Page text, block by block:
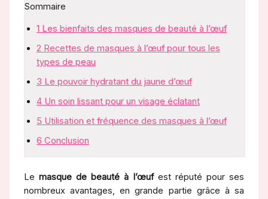
Sommaire
1 Les bienfaits des masques de beauté à l’œuf
2 Recettes de masques à l’œuf pour tous les
types de peau
3 Le pouvoir hydratant du jaune d’œuf
4Un soin lissant pour un visage éclatant
5 Utilisation et fréquence des masques à l’œuf
6 Conclusion
Lemasque de beauté à l’œufest réputé pour ses
nombreux avantages, en grande partie grâce à sa